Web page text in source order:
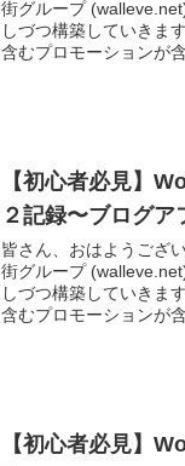
街グループ
しづつ構築していきま
含むプロモーションが
【初心者必見】
２記録〜ブログ
皆さん、おはようござ
街グループ
しづつ構築していきま
含むプロモーションが
【初心者必見】